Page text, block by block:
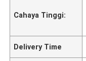
Cahaya Tinggi:
Delivery Time